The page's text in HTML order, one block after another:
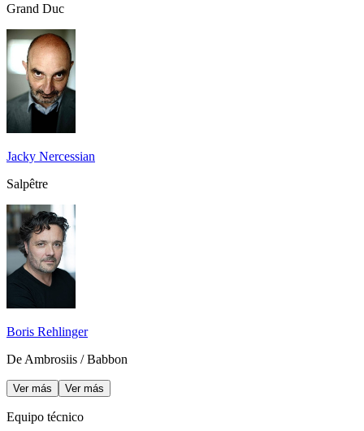
Grand Duc
Jacky Nercessian
Salpêtre
Boris Rehlinger
De Ambrosiis / Babbon
Ver más Ver más
Equipo técnico